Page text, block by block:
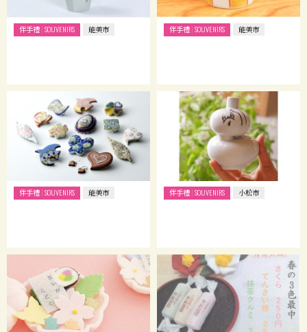
伴手禮 SOUVENIRS 能美市 伴手禮 SOUVENIRS 能美市
伴手禮 SOUVENIRS 能美市 伴手禮 SOUVENIRS 小松市